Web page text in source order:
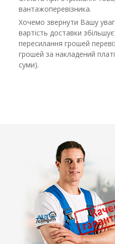
вантажоперевізника.
Хочемо звернути Вашу
вартість доставки
пересилання грошей
грошей за накладений
суми).